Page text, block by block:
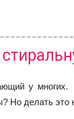
у
Но делать